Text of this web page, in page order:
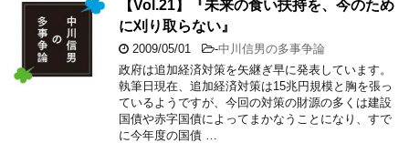
【Vol.21】『未来の食い扶持を、今のため
に刈り取らない』
2009/05/01 -中川信男の多事争論
政府は追加経済対策を矢継ぎ早に発表しています。
執筆日現在、追加経済対策は15兆円規模と胸を張っ
ているようですが、今回の対策の財源の多くは建設
国債や赤字国債によってまかなうことになり、すで
に今年度の国債 …